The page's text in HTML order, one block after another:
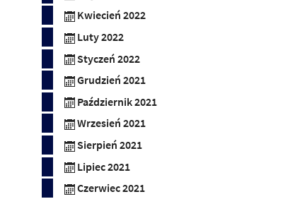
Kwiecień 2022
Luty 2022
Styczeń 2022
Grudzień 2021
Październik 2021
Wrzesień 2021
Sierpień 2021
Lipiec 2021
Czerwiec 2021